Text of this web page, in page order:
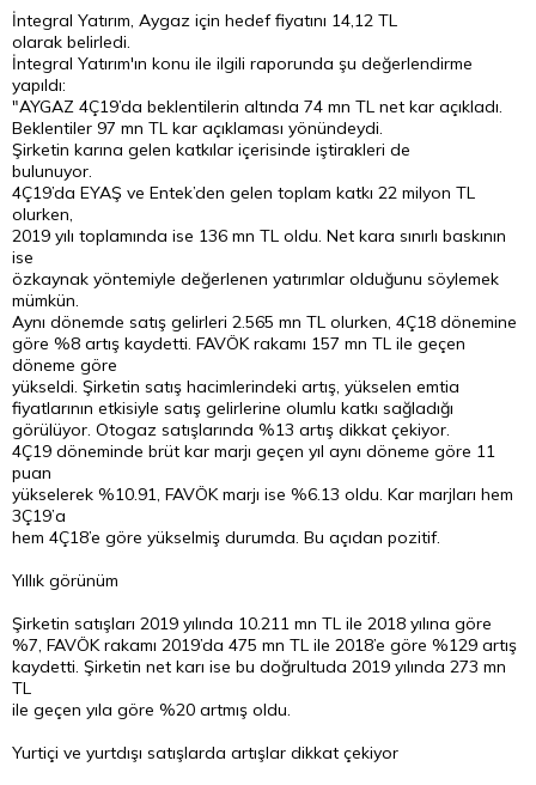
İntegral Yatırım, Aygaz için hedef fiyatını 14,12 TL
olarak belirledi.
İntegral Yatırım'ın konu ile ilgili raporunda şu değerlendirme
yapıldı:
"AYGAZ 4Ç19’da beklentilerin altında 74 mn TL net kar açıkladı.
Beklentiler 97 mn TL kar açıklaması yönündeydi.
Şirketin karına gelen katkılar içerisinde iştirakleri de
bulunuyor.
4Ç19’da EYAŞ ve Entek’den gelen toplam katkı 22 milyon TL
olurken,
2019 yılı toplamında ise 136 mn TL oldu. Net kara sınırlı baskının
ise
özkaynak yöntemiyle değerlenen yatırımlar olduğunu söylemek
mümkün.
Aynı dönemde satış gelirleri 2.565 mn TL olurken, 4Ç18 dönemine
göre %8 artış kaydetti. FAVÖK rakamı 157 mn TL ile geçen
döneme göre
yükseldi. Şirketin satış hacimlerindeki artış, yükselen emtia
fiyatlarının etkisiyle satış gelirlerine olumlu katkı sağladığı
görülüyor. Otogaz satışlarında %13 artış dikkat çekiyor.
4Ç19 döneminde brüt kar marjı geçen yıl aynı döneme göre 11
puan
yükselerek %10.91, FAVÖK marjı ise %6.13 oldu. Kar marjları hem
3Ç19’a
hem 4Ç18’e göre yükselmiş durumda. Bu açıdan pozitif.
Yıllık görünüm
Şirketin satışları 2019 yılında 10.211 mn TL ile 2018 yılına göre
%7, FAVÖK rakamı 2019’da 475 mn TL ile 2018’e göre %129 artış
kaydetti. Şirketin net karı ise bu doğrultuda 2019 yılında 273 mn
TL
ile geçen yıla göre %20 artmış oldu.
Yurtiçi ve yurtdışı satışlarda artışlar dikkat çekiyor